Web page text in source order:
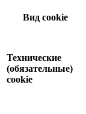
Вид cookie
Технические
(обязательные)
cookie